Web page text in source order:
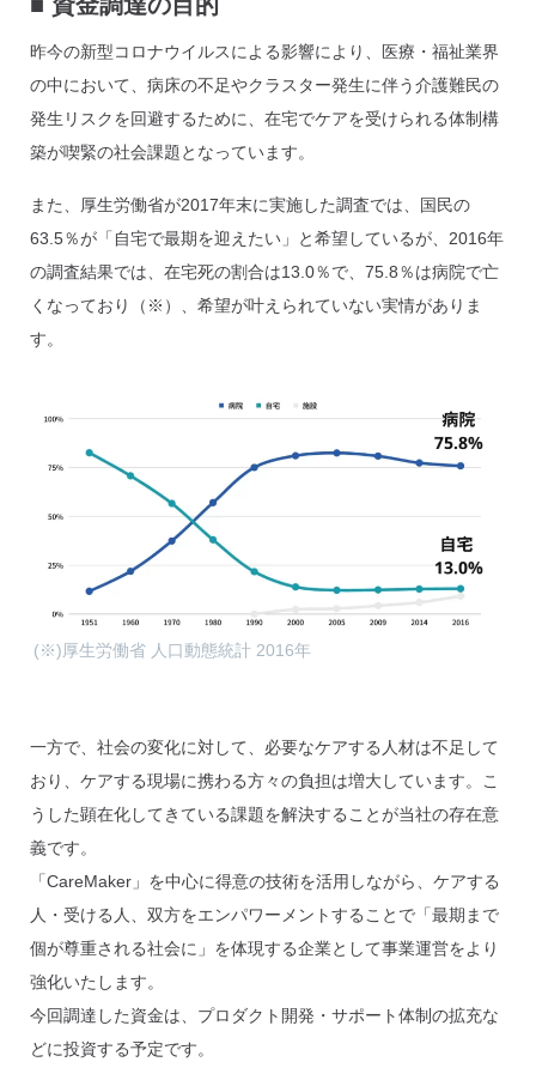
昨今の新型コロナウイルスによる影響により、医療・福祉業界
の中において、病床の不足やクラスター発生に伴う介護難民の
発生リスクを回避するために、在宅でケアを受けられる体制構
築が喫緊の社会課題となっています。
また、厚生労働省が2017年末に実施した調査では、国民の
63.5％が「自宅で最期を迎えたい」と希望しているが、2016年
の調査結果では、在宅死の割合は13.0％で、75.8％は病院で亡
くなっており（※）、希望が叶えられていない実情がありま
す。
(※)厚生労働省 人口動態統計 2016年
一方で、社会の変化に対して、必要なケアする人材は不足して
おり、ケアする現場に携わる方々の負担は増大しています。こ
うした顕在化してきている課題を解決することが当社の存在意
義です。
「CareMaker」を中心に得意の技術を活用しながら、ケアする
人・受ける人、双方をエンパワーメントすることで「最期まで
個が尊重される社会に」を体現する企業として事業運営をより
強化いたします。
今回調達した資金は、プロダクト開発・サポート体制の拡充な
どに投資する予定です。